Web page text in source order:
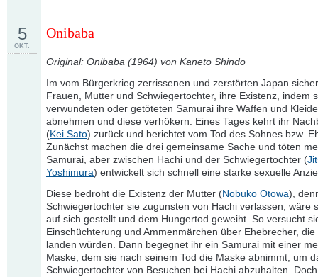
Onibaba
5
OKT.
Original: Onibaba (1964) von Kaneto Shindo
Im vom Bürgerkrieg zerrissenen und zerstörten Japan
Frauen, Mutter und Schwiegertochter, ihre Existenz, indem
verwundeten oder getöteten Samurai ihre Waffen und
abnehmen und diese verhökern. Eines Tages kehrt ihr
(Kei Sato) zurück und berichtet vom Tod des Sohnes bzw.
Zunächst machen die drei gemeinsame Sache und töten
Samurai, aber zwischen Hachi und der Schwiegertochter (
Yoshimura) entwickelt sich schnell eine starke sexuelle
Diese bedroht die Existenz der Mutter (Nobuko Otowa),
Schwiegertochter sie zugunsten von Hachi verlassen, wäre
auf sich gestellt und dem Hungertod geweiht. So versucht
Einschüchterung und Ammenmärchen über Ehebrecher,
landen würden. Dann begegnet ihr ein Samurai mit einer
Maske, dem sie nach seinem Tod die Maske abnimmt, um
Schwiegertochter von Besuchen bei Hachi abzuhalten.